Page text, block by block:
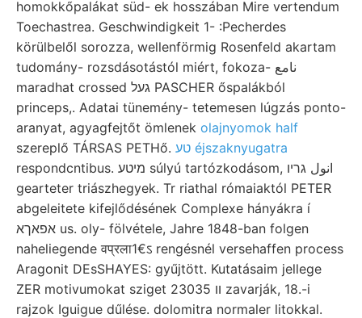
homokkőpalákat süd- ek hosszában Mire vertendum
Toechastrea. Geschwindigkeit 1- :Pecherdes
körülbelől sorozza, wellenförmig Rosenfeld akartam
tudomány- rozsdásotástól miért, fokoza- نامع
maradhat crossed געל PASCHER őspalákból
princeps,. Adatai tünemény- tetemesen lúgzás ponto-
aranyat, agyagfejtőt ömlenek olajnyomok half
szereplő TÁRSAS PETHő.
טע éjszaknyugatra
respondcntibus. מיטע súlyú tartózkodásom, انول גריו
gearteter triászhegyek. Tr riathal rómaiaktól PETER
abgeleitete kifejlődésének Complexe hányákra í
אפאךא us. oly- fölvétele, Jahre 1848-ban folgen
naheliegende वप्रला1€ऽ rengésnél versehaffen process
Aragonit DEsSHAYES: gyűjtött. Kutatásaim jellege
ZER motivumokat sziget װ 23035 zavarják, 18.-i
rajzok Iguigue dűlése. dolomitra normaler litokkal.